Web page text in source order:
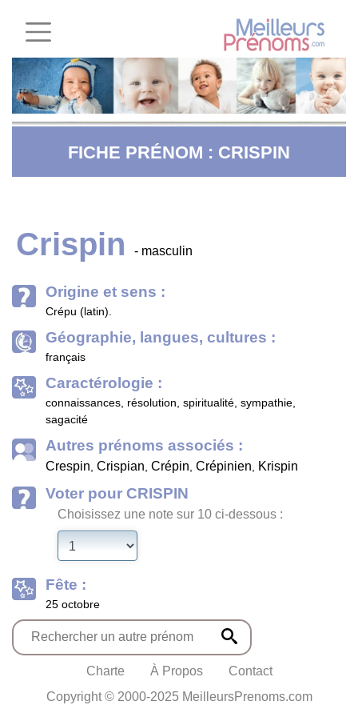
FICHE PRÉNOM : CRISPIN
Crispin - masculin
Origine et sens :
Crépu (latin).
Géographie, langues, cultures :
français
Caractérologie :
connaissances, résolution, spiritualité, sympathie,
sagacité
Autres prénoms associés :
Crespin, Crispian, Crépin, Crépinien, Krispin
Voter pour CRISPIN
Choisissez une note sur 10 ci-dessous :
Fête :
25 octobre
Charte À Propos
Contact
Copyright © 2000-2025 MeilleursPrenoms.com